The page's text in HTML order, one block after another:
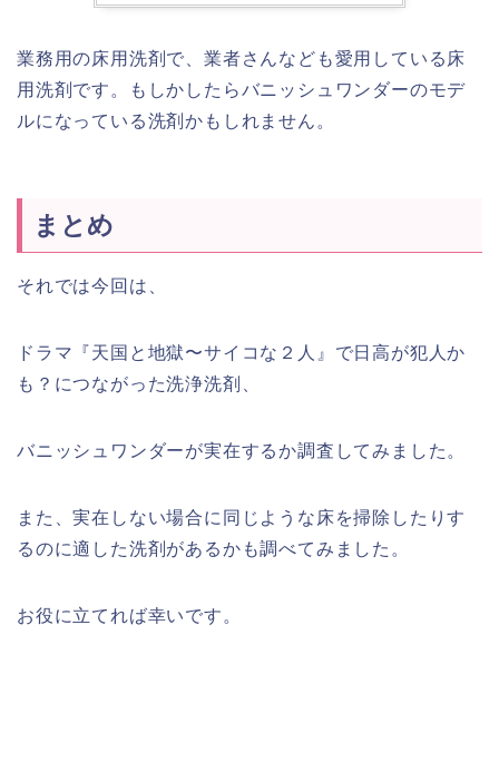
業務用の床用洗剤で、業者さんなども愛用している床
用洗剤です。もしかしたらバニッシュワンダーのモデ
ルになっている洗剤かもしれません。
まとめ
それでは今回は、
ドラマ『天国と地獄〜サイコな２人』で日高が犯人か
も？につながった洗浄洗剤、
バニッシュワンダーが実在するか調査してみました。
また、実在しない場合に同じような床を掃除したりす
るのに適した洗剤があるかも調べてみました。
お役に立てれば幸いです。